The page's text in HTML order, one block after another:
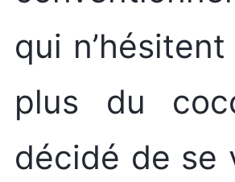
qui
plus du
décidé de se